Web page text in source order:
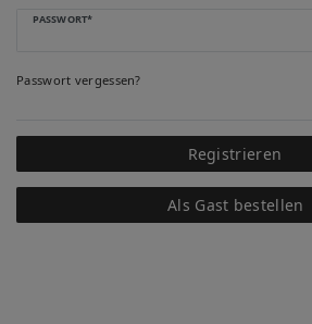
PASSWORT*
Passwort vergessen?
Registrieren
Als Gast bestellen